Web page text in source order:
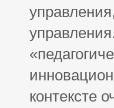
контексте